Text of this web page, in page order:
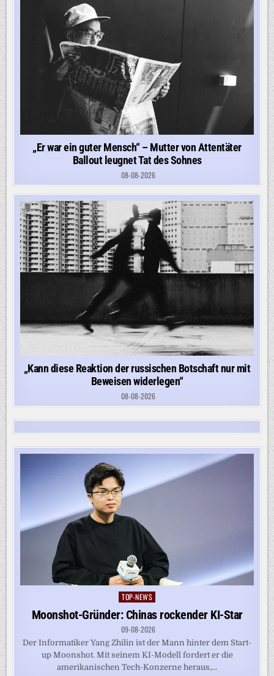
„Er war ein guter Mensch“ – Mutter von Attentäter
Ballout leugnet Tat des Sohnes
08-08-2026
„Kann diese Reaktion der russischen Botschaft nur mit
Beweisen widerlegen“
08-08-2026
Posted
TOP-NEWS
Moonshot-Gründer: Chinas rockender KI-Star
09-08-2026
Der Informatiker Yang Zhilin ist der Mann hinter dem Start-
up Moonshot. Mit seinem KI-Modell fordert er die
amerikanischen Tech-Konzerne heraus,...